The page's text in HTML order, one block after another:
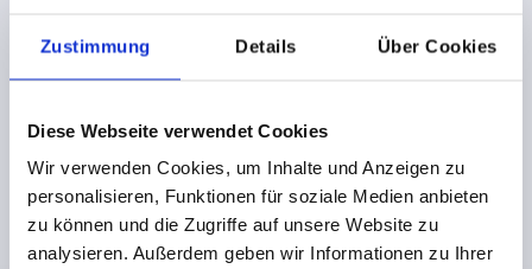
Zustimmung Details Über Cookies
Diese Webseite verwendet Cookies
Wir verwenden Cookies, um Inhalte und Anzeigen zu
personalisieren, Funktionen für soziale Medien anbieten
zu können und die Zugriffe auf unsere Website zu
analysieren. Außerdem geben wir Informationen zu Ihrer
_gcl_ls
www.goog
Verfolgt die
Werbebannern auf
der Website - Dies
dient der
Relevanz der
Werbung auf der
Bestän
HT